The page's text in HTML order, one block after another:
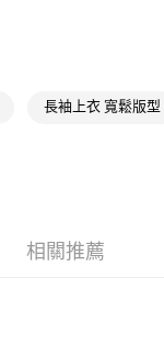
長袖上衣 寬鬆版型
相關推薦